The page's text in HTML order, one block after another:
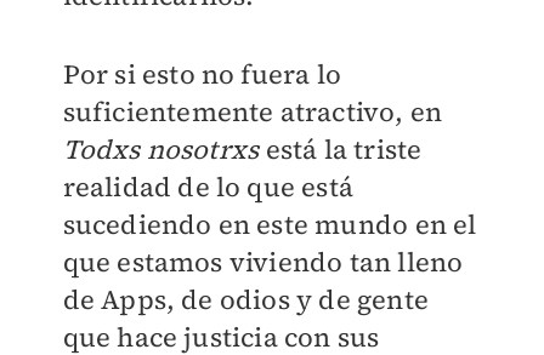
Por si esto no fuera lo
suficientemente atractivo, en
Todxs nosotrxsestá la triste
realidad de lo que está
sucediendo en este mundo en el
que estamos viviendo tan lleno
de Apps, de odios y de gente
que hace justicia con sus